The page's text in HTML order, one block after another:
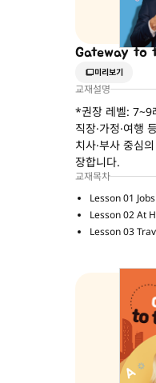
Gateway to
미리보기
교재설명
*권장 레벨: 7~9
직장·가정·여행
치사·부사 중심
장합니다.
교재목차
Lesson 01 Jobs
Lesson 02 At
Lesson 03